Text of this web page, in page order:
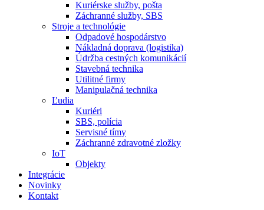
Kuriérske služby, pošta
Záchranné služby, SBS
Stroje a technológie
Odpadové hospodárstvo
Nákladná doprava (logistika)
Údržba cestných komunikácií
Stavebná technika
Utilitné firmy
Manipulačná technika
Ľudia
Kuriéri
SBS, polícia
Servisné tímy
Záchranné zdravotné zložky
IoT
Objekty
Integrácie
Novinky
Kontakt